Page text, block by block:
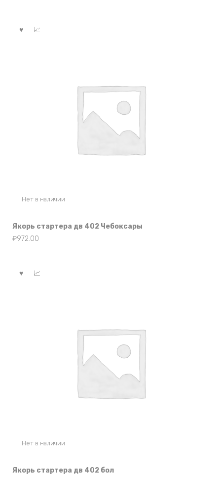
Нет в наличии
Якорь стартера дв 402 Чебоксары
₽972.00
Нет в наличии
Якорь стартера дв 402 бол